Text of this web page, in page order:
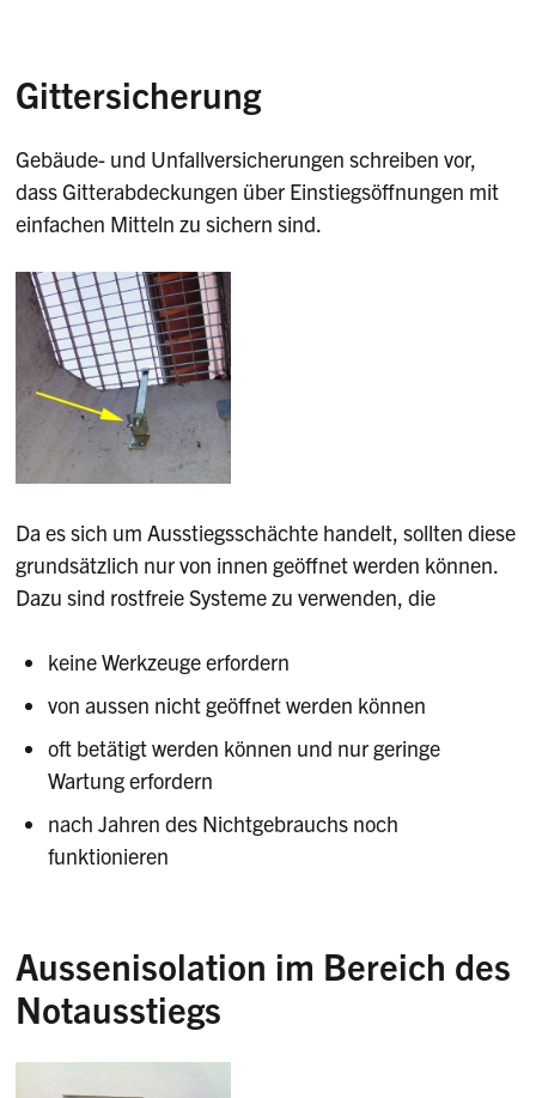
Gittersicherung
Gebäude- und Unfallversicherungen schreiben vor,
dass Gitterabdeckungen über Einstiegsöffnungen mit
einfachen Mitteln zu sichern sind.
Da es sich um Ausstiegsschächte handelt, sollten diese
grundsätzlich nur von innen geöffnet werden können.
Dazu sind rostfreie Systeme zu verwenden, die
keine Werkzeuge erfordern
von aussen nicht geöffnet werden können
oft betätigt werden können und nur geringe
Wartung erfordern
nach Jahren des Nichtgebrauchs noch
funktionieren
Aussenisolation im Bereich des
Notausstiegs